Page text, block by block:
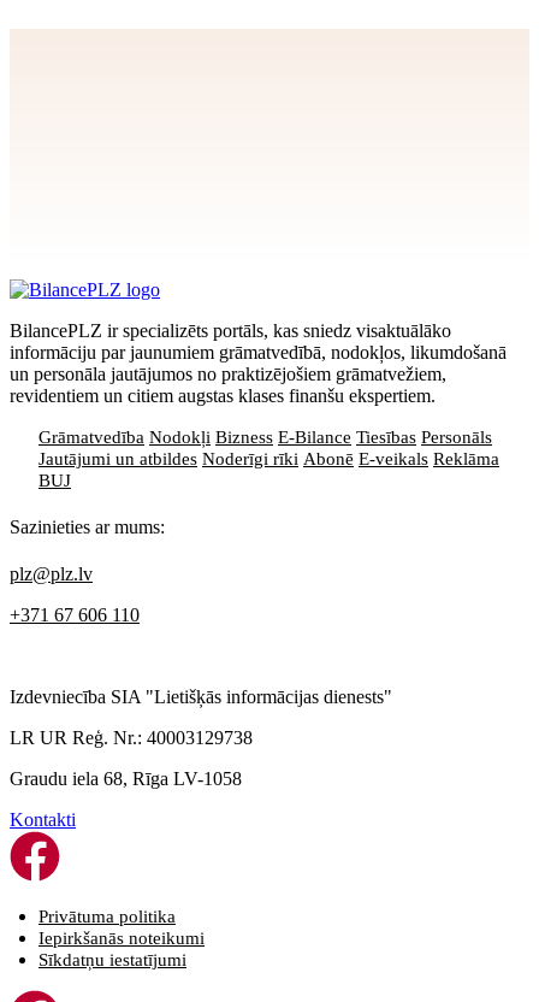
BilancePLZ ir specializēts portāls, kas sniedz visaktuālāko
informāciju par jaunumiem grāmatvedībā, nodokļos, likumdošanā
un personāla jautājumos no praktizējošiem grāmatvežiem,
revidentiem un citiem augstas klases finanšu ekspertiem.
Grāmatvedība Nodokļi Bizness E-Bilance Tiesības Personāls
Jautājumi un atbildes Noderīgi rīki Abonē E-veikals Reklāma
BUJ
Sazinieties ar mums:
plz@plz.lv
+371 67 606 110
Izdevniecība SIA "Lietišķās informācijas dienests"
LR UR Reģ. Nr.: 40003129738
Graudu iela 68, Rīga LV-1058
Kontakti
Privātuma politika
Iepirkšanās noteikumi
Sīkdatņu iestatījumi